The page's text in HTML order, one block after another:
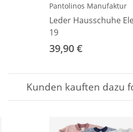
Pantolinos Manufaktur
Leder Hausschuhe
19
39,90 €
Kunden kauften dazu